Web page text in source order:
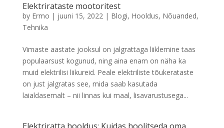
Elektrirataste mootoritest
by Ermo | juuni 15, 2022| Blogi, Hooldus, Nõuanded,
Tehnika
Vimaste aastate jooksul on jalgrattaga liiklemine taas
populaarsust kogunud, ning aina enam on näha ka
muid elektrilisi liikureid. Peale elektriliste tõukerataste
on just jalgratas see, mida saab kasutada
laialdasemalt – nii linnas kui maal, lisavarustusega...